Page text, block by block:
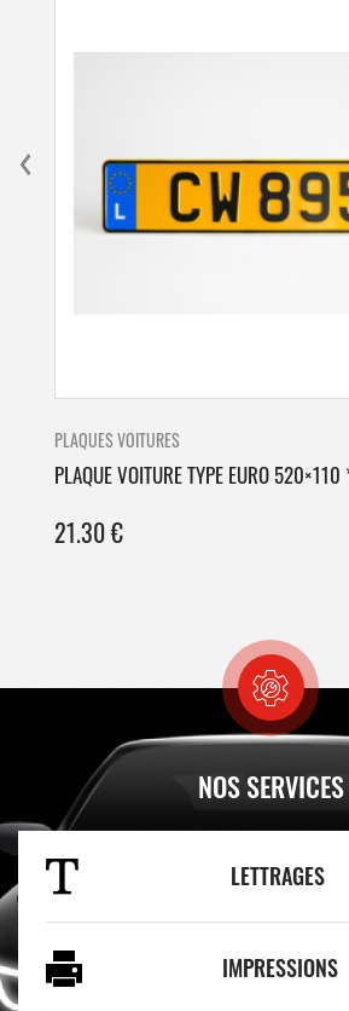
PLAQUES VOITURES
PLAQUE VOITURE TYPE EURO
21.30€
NOS SERVICES
LETTRAGES
IMPRESSIONS